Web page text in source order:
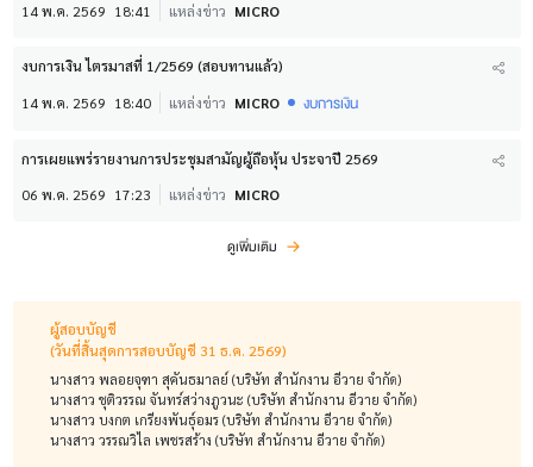
14 พ.ค. 2569 18:41 แหล่งข่าว MICRO
งบการเงิน ไตรมาสที่ 1/2569 (สอบทานแล้ว)
14 พ.ค. 2569 18:40 แหล่งข่าว MICRO งบการเงิน
การเผยแพร่รายงานการประชุมสามัญผู้ถือหุ้น ประจาปี 2569
06 พ.ค. 2569 17:23 แหล่งข่าว MICRO
ดูเพิ่มเติม
ผู้สอบบัญชี
(วันที่สิ้นสุดการสอบบัญชี 31 ธ.ค. 2569)
นางสาว พลอยจุฑา สุคันธมาลย์ (บริษัท สำนักงาน อีวาย จำกัด)
นางสาว ชุติวรรณ จันทร์สว่างภูวนะ (บริษัท สำนักงาน อีวาย จำกัด)
นางสาว บงกต เกรียงพันธุ์อมร (บริษัท สำนักงาน อีวาย จำกัด)
นางสาว วรรณวิไล เพชรสร้าง (บริษัท สำนักงาน อีวาย จำกัด)